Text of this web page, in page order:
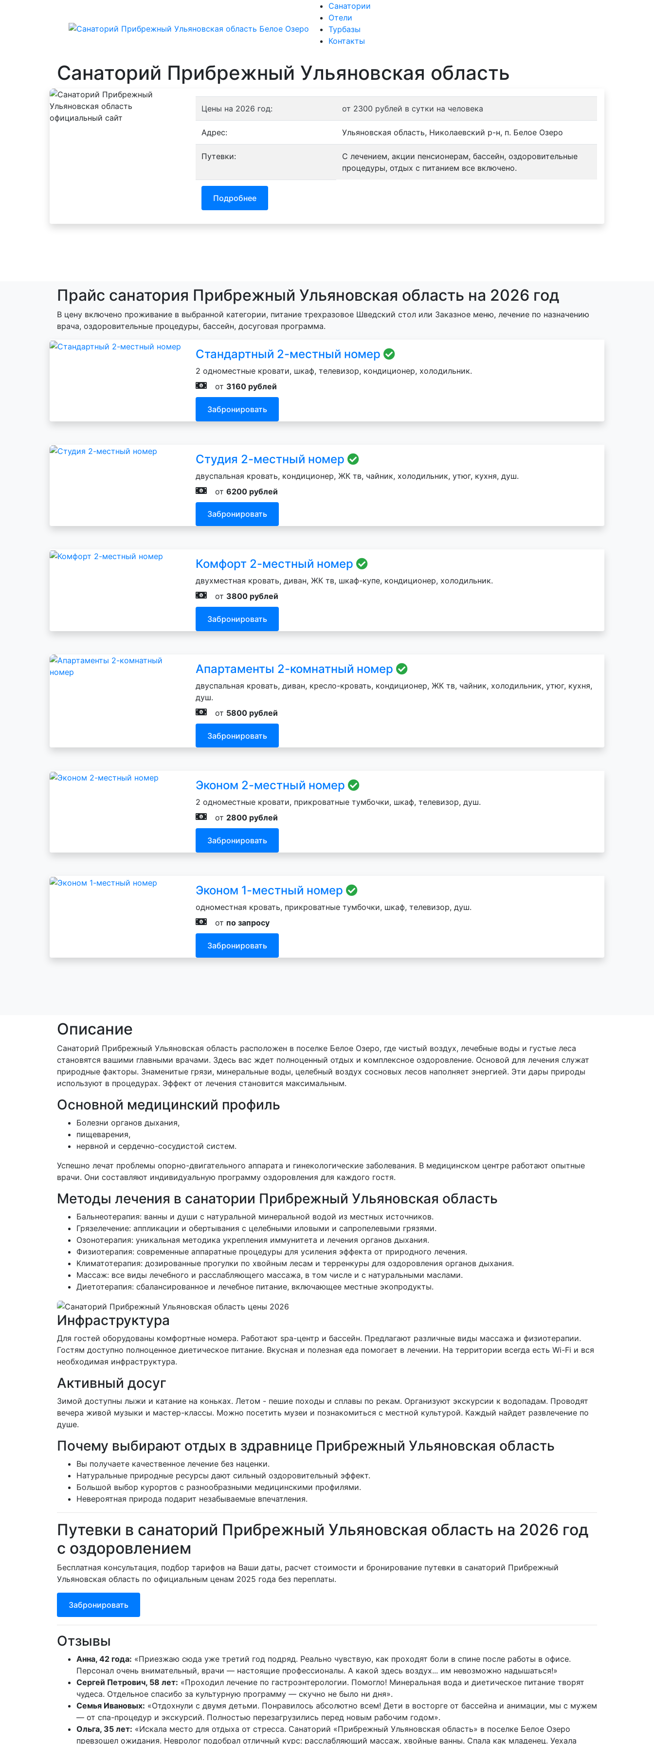
Санатории
Отели
Турбазы
Контакты
Санаторий Прибрежный Ульяновская область
Цены на 2026 год: от 2300 рублей в сутки на человека
Адрес: Ульяновская область, Николаевский р-н, п. Белое Озеро
Путевки:
С лечением, акции пенсионерам, бассейн, оздоровительные
процедуры, отдых с питанием все включено.
Подробнее
Прайс санатория Прибрежный Ульяновская область на 2026 год
В цену включено проживание в выбранной категории, питание трехразовое Шведский стол или Заказное меню, лечение по назначению
врача, оздоровительные процедуры, бассейн, досуговая программа.
Стандартный 2-местный номер
2 одноместные кровати, шкаф, телевизор, кондиционер, холодильник.
от 3160 рублей
Забронировать
Студия 2-местный номер
двуспальная кровать, кондиционер, ЖК тв, чайник, холодильник, утюг, кухня, душ.
от 6200 рублей
Забронировать
Комфорт 2-местный номер
двухместная кровать, диван, ЖК тв, шкаф-купе, кондиционер, холодильник.
от 3800 рублей
Забронировать
Апартаменты 2-комнатный номер
двуспальная кровать, диван, кресло-кровать, кондиционер, ЖК тв, чайник, холодильник, утюг, кухня,
душ.
от 5800 рублей
Забронировать
Эконом 2-местный номер
2 одноместные кровати, прикроватные тумбочки, шкаф, телевизор, душ.
от 2800 рублей
Забронировать
Эконом 1-местный номер
одноместная кровать, прикроватные тумбочки, шкаф, телевизор, душ.
от по запросу
Забронировать
Описание
Санаторий Прибрежный Ульяновская область расположен в поселке Белое Озеро, где чистый воздух, лечебные воды и густые леса
становятся вашими главными врачами. Здесь вас ждет полноценный отдых и комплексное оздоровление. Основой для лечения служат
природные факторы. Знаменитые грязи, минеральные воды, целебный воздух сосновых лесов наполняет энергией. Эти дары природы
используют в процедурах. Эффект от лечения становится максимальным.
Основной медицинский профиль
Болезни органов дыхания,
пищеварения,
нервной и сердечно-сосудистой систем.
Успешно лечат проблемы опорно-двигательного аппарата и гинекологические заболевания. В медицинском центре работают опытные
врачи. Они составляют индивидуальную программу оздоровления для каждого гостя.
Методы лечения в санатории Прибрежный Ульяновская область
Бальнеотерапия: ванны и души с натуральной минеральной водой из местных источников.
Грязелечение: аппликации и обертывания с целебными иловыми и сапропелевыми грязями.
Озонотерапия: уникальная методика укрепления иммунитета и лечения органов дыхания.
Физиотерапия: современные аппаратные процедуры для усиления эффекта от природного лечения.
Климатотерапия: дозированные прогулки по хвойным лесам и терренкуры для оздоровления органов дыхания.
Массаж: все виды лечебного и расслабляющего массажа, в том числе и с натуральными маслами.
Диетотерапия: сбалансированное и лечебное питание, включающее местные экопродукты.
Инфраструктура
Для гостей оборудованы комфортные номера. Работают spa-центр и бассейн. Предлагают различные виды массажа и физиотерапии.
Гостям доступно полноценное диетическое питание. Вкусная и полезная еда помогает в лечении. На территории всегда есть Wi-Fi и вся
необходимая инфраструктура.
Активный досуг
Зимой доступны лыжи и катание на коньках. Летом - пешие походы и сплавы по рекам. Организуют экскурсии к водопадам. Проводят
вечера живой музыки и мастер-классы. Можно посетить музеи и познакомиться с местной культурой. Каждый найдет развлечение по
душе.
Почему выбирают отдых в здравнице Прибрежный Ульяновская область
Вы получаете качественное лечение без наценки.
Натуральные природные ресурсы дают сильный оздоровительный эффект.
Большой выбор курортов с разнообразными медицинскими профилями.
Невероятная природа подарит незабываемые впечатления.
Путевки в санаторий Прибрежный Ульяновская область на 2026 год
с оздоровлением
Бесплатная консультация, подбор тарифов на Ваши даты, расчет стоимости и бронирование путевки в санаторий Прибрежный
Ульяновская область по официальным ценам 2025 года без переплаты.
Забронировать
Отзывы
Анна, 42 года: «Приезжаю сюда уже третий год подряд. Реально чувствую, как проходят боли в спине после работы в офисе.
Персонал очень внимательный, врачи — настоящие профессионалы. А какой здесь воздух... им невозможно надышаться!»
Сергей Петрович, 58 лет: «Проходил лечение по гастроэнтерологии. Помогло! Минеральная вода и диетическое питание творят
чудеса. Отдельное спасибо за культурную программу — скучно не было ни дня».
Семья Ивановых: «Отдохнули с двумя детьми. Понравилось абсолютно всем! Дети в восторге от бассейна и анимации, мы с мужем
— от спа-процедур и экскурсий. Полностью перезагрузились перед новым рабочим годом».
Ольга, 35 лет: «Искала место для отдыха от стресса. Санаторий «Прибрежный Ульяновская область» в поселке Белое Озеро
превзошел ожидания. Невролог подобрал отличный курс: расслабляющий массаж, хвойные ванны. Спала как младенец. Уехала